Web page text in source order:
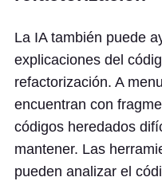
La IA también puede
explicaciones del
refactorización. A
encuentran con
códigos heredados
mantener. Las
pueden analizar el